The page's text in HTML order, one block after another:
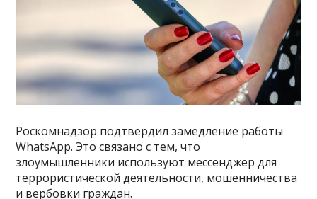
Роскомнадзор подтвердил замедление работы
WhatsApp. Это связано с тем, что
злоумышленники используют мессенджер для
террористической деятельности, мошенничества
и вербовки граждан.